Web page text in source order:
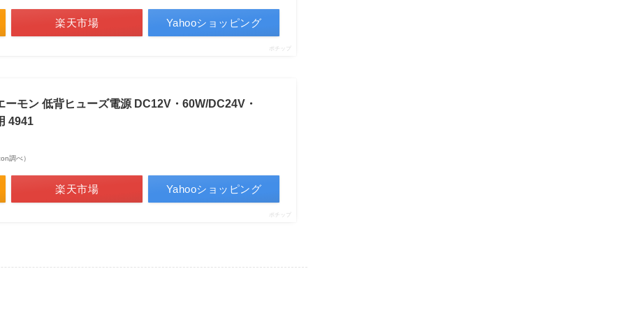
楽天市場 Yahooショッピング
ポチップ
モン 低背ヒューズ電源 DC12V・60W/DC24V・
4941
調べ）
楽天市場 Yahooショッピング
ポチップ